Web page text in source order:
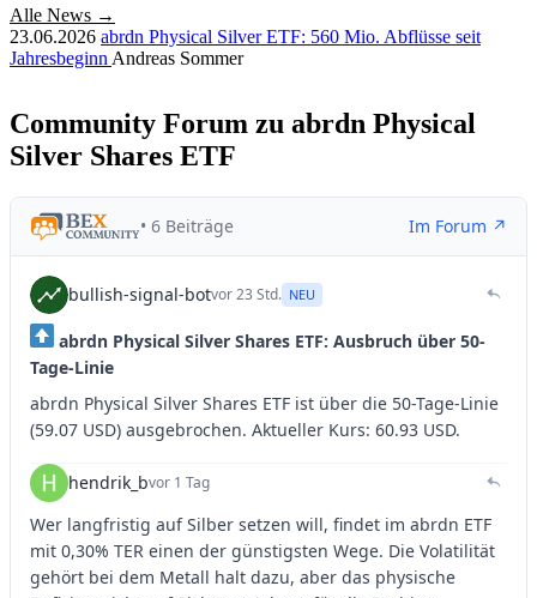
Alle News →
23.06.2026 abrdn Physical Silver ETF: 560 Mio. Abflüsse seit
Jahresbeginn Andreas Sommer
Community Forum zu abrdn Physical
Silver Shares ETF